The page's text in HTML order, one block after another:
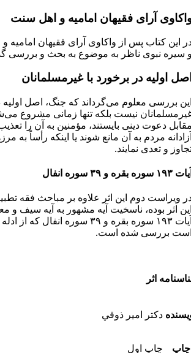
آرای فقیهان امامیه و اهل سنت
این کتاب پس از واکاوی آرای فقیهان امامیه
سیره نبوی ناظر به موضوع به بحث و بررسی
اولیه در برخورد با غیرمسلمانان
بررسی معلوم می‌گرداند که جنگ، اصل اولیه
نیست بلکه تنها زمانی مشروع
دعوت دینی بایستند، مؤمنین به آن را
مردم به آن مانع شوند یا اینکه رأساً به
و تعدی نمایند.
سوره بقره و ٣٩ سوره انفال
ویراست دوم این اثر علاوه بر مباحث فقه
اثر بوده، ناسخیت آیه مشهور به آیه سیف و
آیات ١٩٣ سوره بقره و ٣٩ سوره
بررسی شده است.
اثر
دكتر امير ذوقي
چاپ چاپ اول